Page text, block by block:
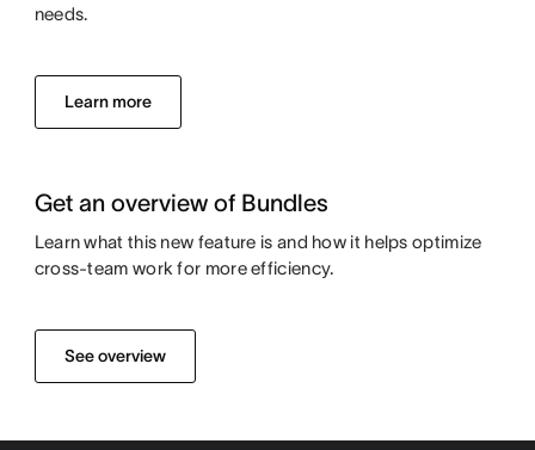
needs.
Learn more
Get an overview of Bundles
Learn what this new feature is and how it helps optimize
cross-team work for more efficiency.
See overview